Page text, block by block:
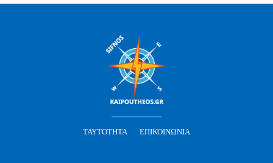
ΤΑΥΤΌΤΗΤΑ ΕΠΙΚΟΙΝΩΝΊΑ